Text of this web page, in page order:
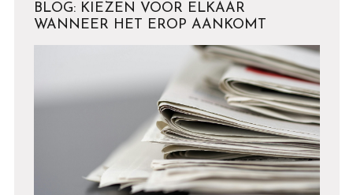
BLOG: KIEZEN VOOR ELKAAR
WANNEER HET EROP AANKOMT